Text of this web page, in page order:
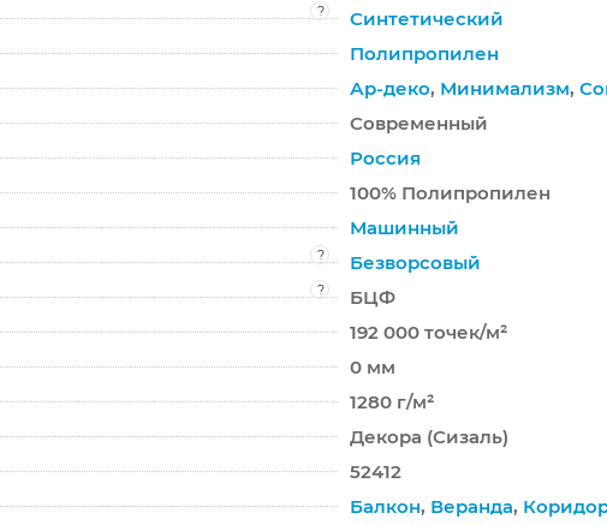
?
Синтетический
Полипропилен
Ар-деко, Минимализм,
Современный
Россия
100% Полипропилен
Машинный
?
Безворсовый
?
БЦФ
192 000 точек/м²
0 мм
1280 г/м²
Декора (Сизаль)
52412
Балкон, Веранда,